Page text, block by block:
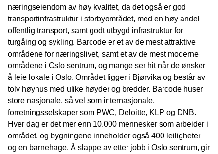
næringseiendom av høy kvalitet, da det også er god
transportinfrastruktur i storbyområdet, med en høy andel
offentlig transport, samt godt utbygd infrastruktur for
turgåing og sykling. Barcode er et av de mest attraktive
områdene for næringslivet, samt et av de mest moderne
områdene i Oslo sentrum, og mange ser hit når de ønsker
å leie lokale i Oslo. Området ligger i Bjørvika og består av
tolv høyhus med ulike høyder og bredder. Barcode huser
store nasjonale, så vel som internasjonale,
forretningsselskaper som PWC, Deloitte, KLP og DNB.
Hver dag er det mer enn 10.000 mennesker som arbeider i
området, og bygningene inneholder også 400 leiligheter
og en barnehage. Å slappe av etter jobb i Oslo sentrum, gir